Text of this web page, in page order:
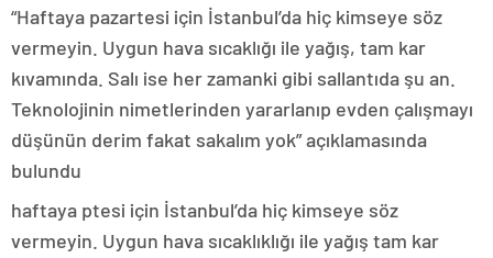
“Haftaya pazartesi için İstanbul’da hiç kimseye söz
vermeyin. Uygun hava sıcaklığı ile yağış, tam kar
kıvamında. Salı ise her zamanki gibi sallantıda şu an.
Teknolojinin nimetlerinden yararlanıp evden çalışmayı
düşünün derim fakat sakalım yok” açıklamasında
bulundu
haftaya ptesi için İstanbul’da hiç kimseye söz
vermeyin. Uygun hava sıcaklıklığı ile yağış tam kar